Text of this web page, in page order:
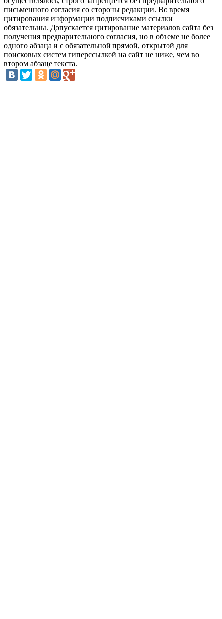
письменного согласия со стороны редакции. Во время
цитирования информации подписчиками ссылки
обязательны. Допускается цитирование материалов сайта без
получения предварительного согласия, но в объеме не более
одного абзаца и с обязательной прямой, открытой для
поисковых систем гиперссылкой на сайт не ниже, чем во
втором абзаце текста.